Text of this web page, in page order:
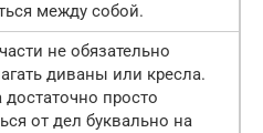
между собой.
не обязательно
диваны или кресла.
достаточно просто
от дел буквально на